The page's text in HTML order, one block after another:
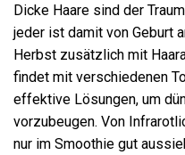
Dicke Haare sind der
jeder ist damit von Geburt
Herbst zusätzlich mit
findet mit verschiedenen
effektive Lösungen, um
vorzubeugen. Von
nur im Smoothie gut